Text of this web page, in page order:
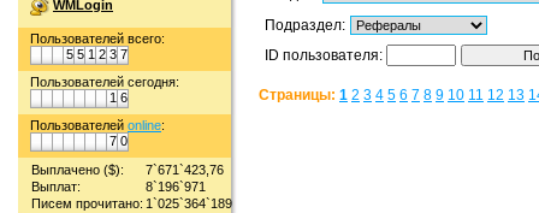
WMLogin
Пользователей всего:
5 5 1 2 3 7
Пользователей сегодня:
1 6
Пользователей online:
7 0
Выплачено ($):
7`671`423,76
Выплат:
8`196`971
Писем прочитано: 1`025`364`189
Подраздел:
ID пользователя:
Страницы: 1 2 3 4 5 6 7 8 9 10 11 12 13